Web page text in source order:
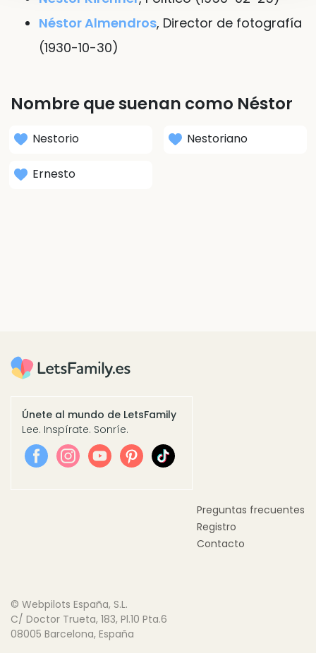
Néstor Almendros, Director de fotografía
(1930-10-30)
Nombre que suenan como Néstor
Nestorio Nestoriano
Ernesto
Únete al mundo de LetsFamily
Lee. Inspírate. Sonríe.
Preguntas frecuentes
Registro
Contacto
© Webpilots España, S.L.
C/ Doctor Trueta, 183, Pl.10 Pta.6
08005 Barcelona, España